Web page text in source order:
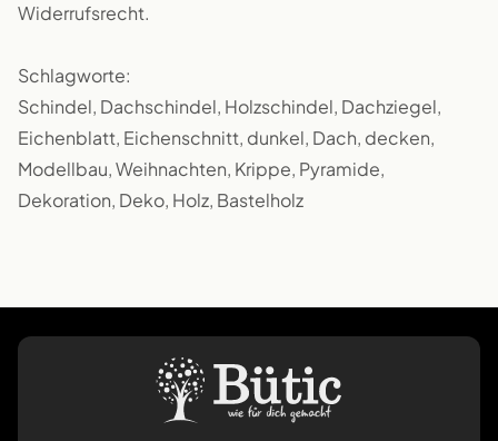
Widerrufsrecht.
Schlagworte:
Schindel, Dachschindel, Holzschindel, Dachziegel,
Eichenblatt, Eichenschnitt, dunkel, Dach, decken,
Modellbau, Weihnachten, Krippe, Pyramide,
Dekoration, Deko, Holz, Bastelholz